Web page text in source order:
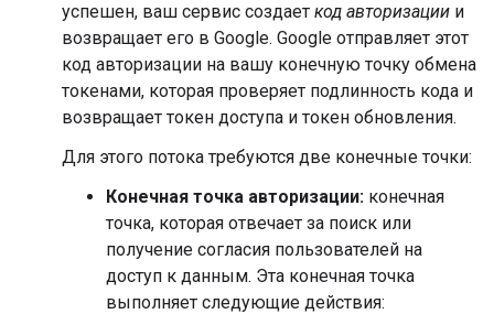
успешен, ваш сервис создает код авторизации и
возвращает его в Google. Google отправляет этот
код авторизации на вашу конечную точку обмена
токенами, которая проверяет подлинность кода и
возвращает токен доступа и токен обновления.
Для этого потока требуются две конечные точки:
Конечная точка авторизации: конечная
точка, которая отвечает за поиск или
получение согласия пользователей на
доступ к данным. Эта конечная точка
выполняет следующие действия: